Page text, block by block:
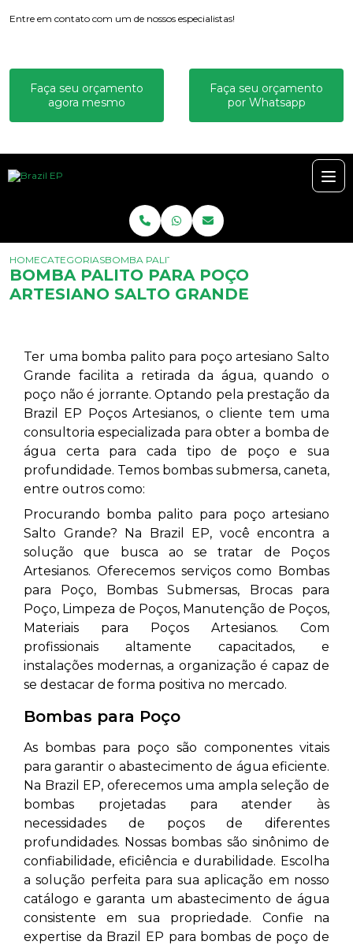
Entre em contato com um de nossos especialistas!
Faça seu orçamento
agora mesmo
Faça seu orçamento
por Whatsapp
HOMECATEGORIASBOMBA PALITO PARA POÇO ARTESIANO SALTO
BOMBA PALITO PARA POÇO
ARTESIANO SALTO GRANDE
Ter uma bomba palito para poço artesiano Salto
Grande facilita a retirada da água, quando o
poço não é jorrante. Optando pela prestação da
Brazil EP Poços Artesianos, o cliente tem uma
consultoria especializada para obter a bomba de
água certa para cada tipo de poço e sua
profundidade. Temos bombas submersa, caneta,
entre outros como:
Procurando bomba palito para poço artesiano
Salto Grande? Na Brazil EP, você encontra a
solução que busca ao se tratar de Poços
Artesianos. Oferecemos serviços como Bombas
para Poço, Bombas Submersas, Brocas para
Poço, Limpeza de Poços, Manutenção de Poços,
Materiais para Poços Artesianos. Com
profissionais altamente capacitados, e
instalações modernas, a organização é capaz de
se destacar de forma positiva no mercado.
Bombas para Poço
As bombas para poço são componentes vitais
para garantir o abastecimento de água eficiente.
Na Brazil EP, oferecemos uma ampla seleção de
bombas projetadas para atender às
necessidades de poços de diferentes
profundidades. Nossas bombas são sinônimo de
confiabilidade, eficiência e durabilidade. Escolha
a solução perfeita para sua aplicação em nosso
catálogo e garanta um abastecimento de água
consistente em sua propriedade. Confie na
expertise da Brazil EP para bombas de poço de